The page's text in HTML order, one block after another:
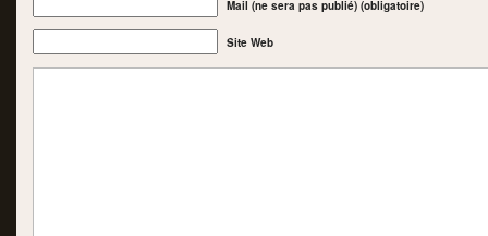
Mail (ne sera pas publié) (obligatoire)
Site Web